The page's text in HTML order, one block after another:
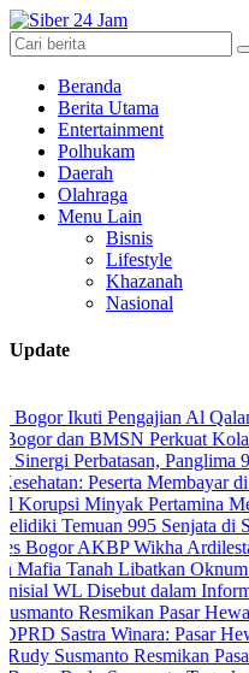
Beranda
Berita Utama
Entertainment
Polhukam
Daerah
Olahraga
Menu Lain
Bisnis
Lifestyle
Khazanah
Nasional
Update
Pengajian Al Qalam, KH
BMSN Perkuat Kolaborasi,
Panglima 9 Briged
Peserta Membayar di Muka,
Pertamina Memanas,
995 Senjata di Sekolah
Wikha Ardilestanto
Libatkan Oknum Polisi,
Disebut dalam Informasi
Pasar Hewan
Winara: Pasar Hewan
Resmikan Pasar